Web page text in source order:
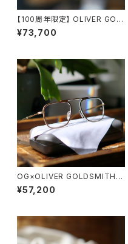
【100周年限定】 OLIVER GOL
DSMITH / オリバーゴールドス
ミス BULL DOG 2026年限定
¥73,700
OG×OLIVER GOLDSMITH /
オージーバイオリバーゴールド
スミス OLIVER Ⅲ -T 2026ss
¥57,200